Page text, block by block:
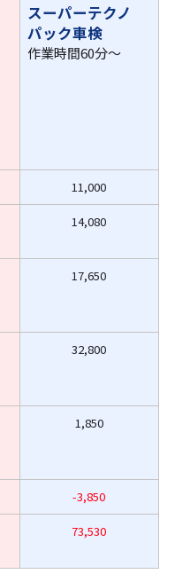
スーパーテクノ
パック車検
作業時間60分〜
11,000
14,080
17,650
32,800
1,850
-3,850
73,530